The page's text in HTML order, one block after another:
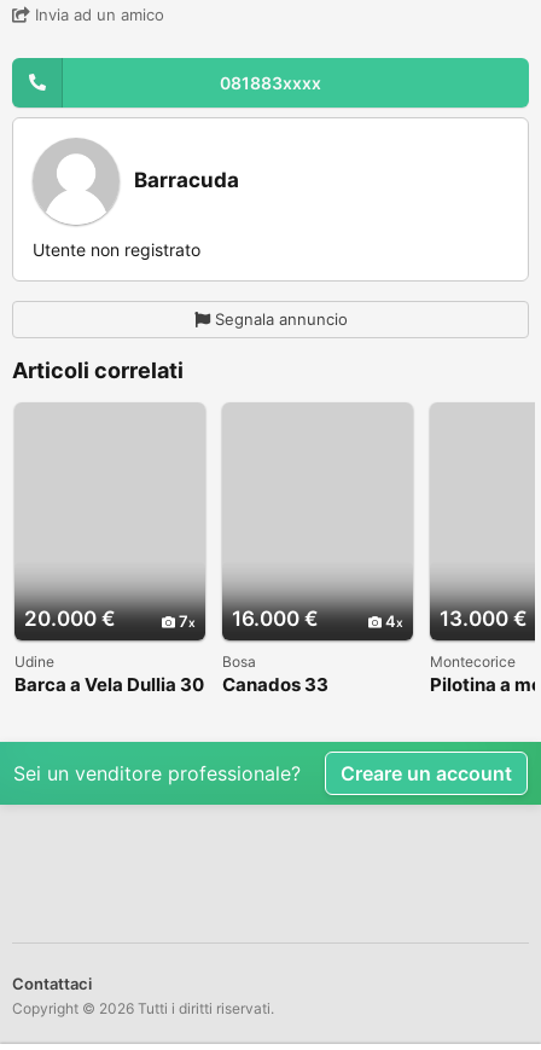
Invia ad un amico
081883xxxx
Barracuda
Utente non registrato
Segnala annuncio
Articoli correlati
20.000 € 7
Udine
Barca a Vela Dullia 30
16.000 € 4
Bosa
Canados 33
13.000 €
Montecorice
Pilotina a
Sei un venditore professionale? Creare un account
Contattaci
Copyright © 2026 Tutti i diritti riservati.